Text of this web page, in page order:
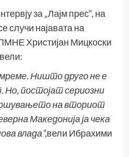
за „Лајм прес“, на
случи најавата на
Христијан Мицкоски
Ништо друго не е
Но, постојат сериозни
на вториот
Македонија ја чека
влада“,вели Ибрахими